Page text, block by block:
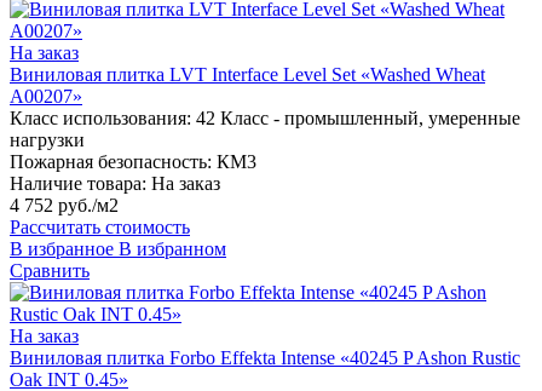
На заказ
Виниловая плитка LVT Interface Level Set «Washed Wheat
A00207»
Класс использования: 42 Класс - промышленный, умеренные
нагрузки
Пожарная безопасность: КМ3
Наличие товара: На заказ
4 752 руб./м2
Рассчитать стоимость
В избранное В избранном
Сравнить
На заказ
Виниловая плитка Forbo Effekta Intense «40245 P Ashon Rustic
Oak INT 0.45»